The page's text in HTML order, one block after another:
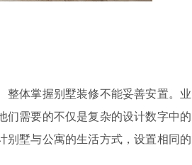
整体掌握别墅装修不能妥善安置。业
们需要的不仅是复杂的设计数字中的
别墅与公寓的生活方式，设置相同的